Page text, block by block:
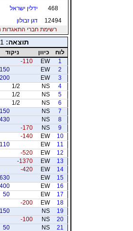
468 ידלין ישראל
12494
דגן זבולון
רשימת חברי התאגדות נכונה ל-
תוצאה:
לוח כיוון ניקוד
1
EW
-110
2
EW
150
3
EW
200
4
NS
1/2
5
NS
1/2
6
NS
1/2
7
NS
150
8
NS
430
9
NS
-170
10
EW
-140
11
EW
110
12
EW
-520
13
EW
-1370
14
EW
-420
15
EW
630
16
EW
400
17
EW
50
18
EW
-200
19
NS
150
20
NS
-100
21
NS
50